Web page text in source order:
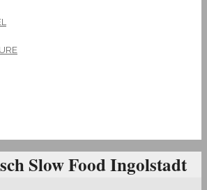
Slow Food Ingolstadt